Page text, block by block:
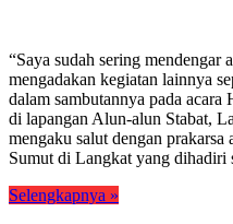
“Saya sudah sering mendengar
mengadakan kegiatan lainnya
dalam sambutannya pada
di lapangan Alun-alun Stabat,
mengaku salut dengan
Sumut di Langkat yang
Selengkapnya »